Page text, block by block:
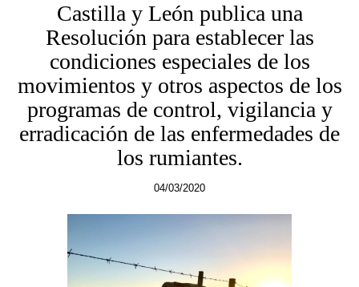
Castilla y León publica una
Resolución para establecer las
condiciones especiales de los
movimientos y otros aspectos de los
programas de control, vigilancia y
erradicación de las enfermedades de
los rumiantes.
04/03/2020